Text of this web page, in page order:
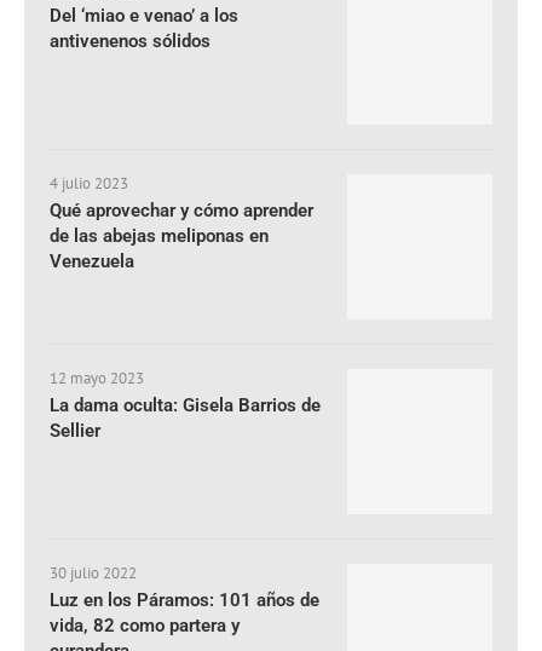
Del ‘miao e venao’ a los
antivenenos sólidos
4 julio 2023
Qué aprovechar y cómo aprender
de las abejas meliponas en
Venezuela
12 mayo 2023
La dama oculta: Gisela Barrios de
Sellier
30 julio 2022
Luz en los Páramos: 101 años de
vida, 82 como partera y